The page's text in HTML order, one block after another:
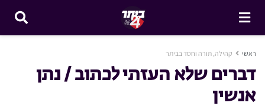
ראשי קהילה, תורה וחסד בביתר
דברים שלא העזתי לכתוב / נתן
אנשין